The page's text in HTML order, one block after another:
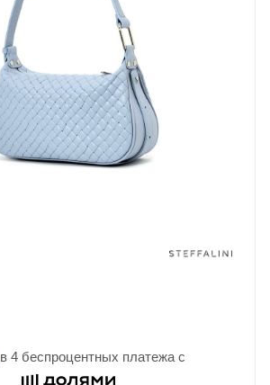
в 4 беспроцентных платежа с